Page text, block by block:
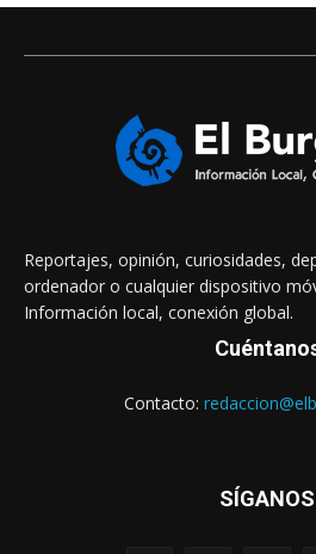
Reportajes, opinión, curiosidades,
ordenador o cualquier dispositivo
Información local, conexión global.
Contacto:
SÍGANOS